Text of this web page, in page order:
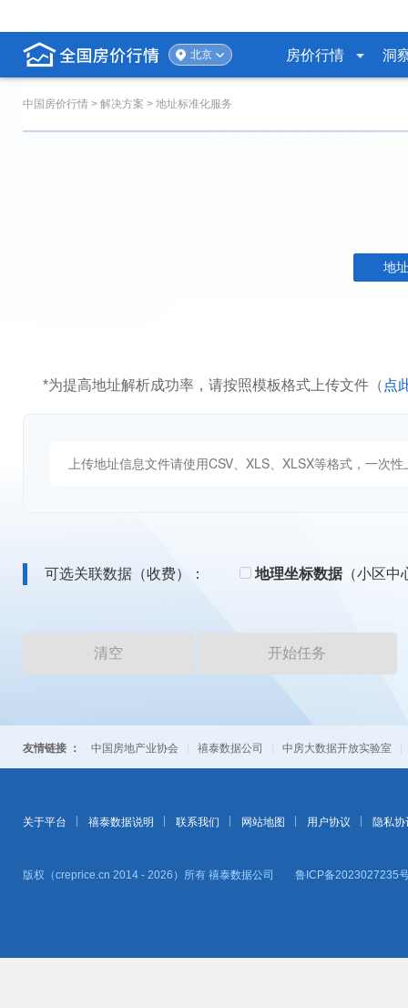
北京 房价行情 洞
中国房价行情 > 解决方案 > 地址标准化服务
地
*为提高地址解析成功率，请按照模板格式上传文件（ 点
可选关联数据（收费）： 地理坐标数据（小区中
清空 开始任务
友情链接 ： 中国房地产业协会 禧泰数据公司 中房大数据开放实验室
关于平台 禧泰数据说明 联系我们 网站地图 用户协议 隐私协
版权（creprice.cn 2014 - 2026）所有 禧泰数据公司 鲁ICP备2023027235